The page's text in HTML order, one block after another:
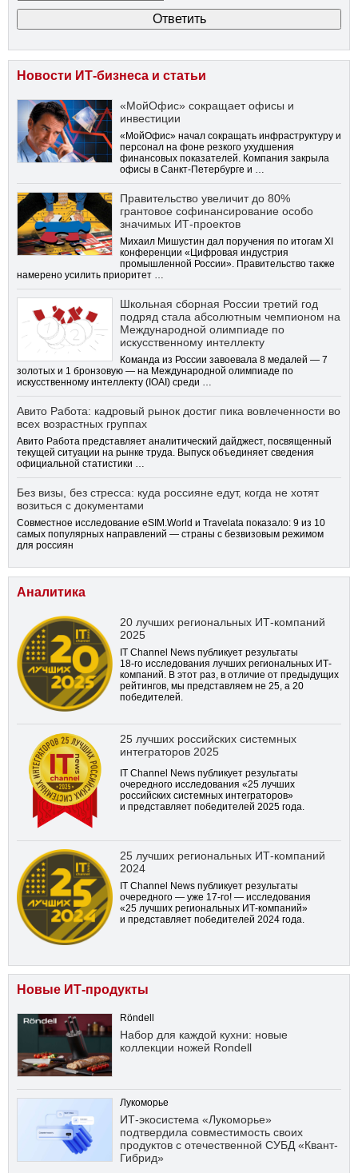
Новости ИТ-бизнеса и статьи
«МойОфис» сокращает офисы и
инвестиции
«МойОфис» начал сокращать инфраструктуру и
персонал на фоне резкого ухудшения
финансовых показателей. Компания закрыла
офисы в Санкт-Петербурге и …
Правительство увеличит до 80%
грантовое софинансирование особо
значимых ИТ-проектов
Михаил Мишустин дал поручения по итогам XI
конференции «Цифровая индустрия
промышленной России». Правительство также
намерено усилить приоритет …
Школьная сборная России третий год
подряд стала абсолютным чемпионом на
Международной олимпиаде по
искусственному интеллекту
Команда из России завоевала 8 медалей — 7
золотых и 1 бронзовую — на Международной олимпиаде по
искусственному интеллекту (IOAI) среди …
Авито Работа: кадровый рынок достиг пика вовлеченности во
всех возрастных группах
Авито Работа представляет аналитический дайджест, посвященный
текущей ситуации на рынке труда. Выпуск объединяет сведения
официальной статистики …
Без визы, без стресса: куда россияне едут, когда не хотят
возиться с документами
Совместное исследование eSIM.World и Travelata показало: 9 из 10
самых популярных направлений — страны с безвизовым режимом
для россиян
Аналитика
20 лучших региональных ИТ-компаний
2025
IT Channel News публикует результаты
18-го исследования лучших региональных ИТ-
компаний. В этот раз, в отличие от предыдущих
рейтингов, мы представляем не 25, а 20
победителей.
25 лучших российских системных
интеграторов 2025
IT Channel News публикует результаты
очередного исследования «25 лучших
российских системных интеграторов»
и представляет победителей 2025 года.
25 лучших региональных ИТ-компаний
2024
IT Channel News публикует результаты
очередного — уже 17-го! — исследования
«25 лучших региональных ИТ-компаний»
и представляет победителей 2024 года.
Новые ИТ-продукты
Röndell
Набор для каждой кухни: новые
коллекции ножей Rondell
Лукоморье
ИТ-экосистема «Лукоморье»
подтвердила совместимость своих
продуктов с отечественной СУБД «Квант-
Гибрид»